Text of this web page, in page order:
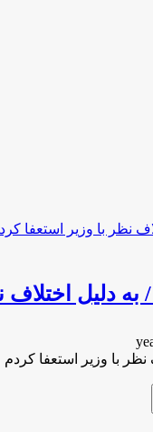
دلیل اختلاف
با وزیر استعفا کردم